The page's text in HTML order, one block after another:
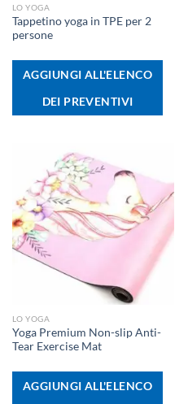
LO YOGA
Tappetino yoga in TPE per 2
persone
AGGIUNGI ALL'ELENCO
DEI PREVENTIVI
LO YOGA
Yoga Premium Non-slip Anti-
Tear Exercise Mat
AGGIUNGI ALL'ELENCO